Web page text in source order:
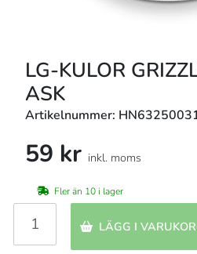
LG-KULOR
ASK
Artikelnummer:
59 kr inkl. moms
Fler än 10 i lager
LÄGG I